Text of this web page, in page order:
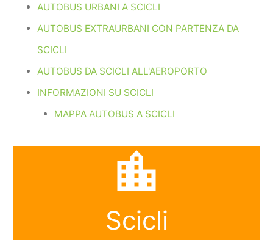
AUTOBUS URBANI A SCICLI
AUTOBUS EXTRAURBANI CON PARTENZA DA
SCICLI
AUTOBUS DA SCICLI ALL'AEROPORTO
INFORMAZIONI SU SCICLI
MAPPA AUTOBUS A SCICLI
location_city
Scicli